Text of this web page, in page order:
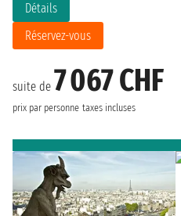
suite de 7 067 CHF
prix par personne taxes incluses
Détails
Réservez-vous